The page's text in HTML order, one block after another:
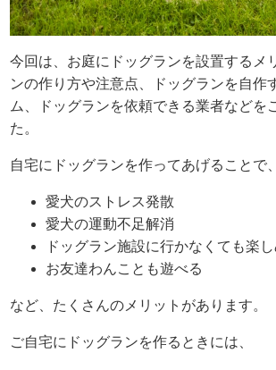
今回は、お庭にドッグランを設置するメ
ンの作り方や注意点、ドッグランを自作
ム、ドッグランを依頼できる業者などを
た。
自宅にドッグランを作ってあげることで、
愛犬のストレス発散
愛犬の運動不足解消
ドッグラン施設に行かなくても楽し
お友達わんことも遊べる
など、たくさんのメリットがあります。
ご自宅にドッグランを作るときには、